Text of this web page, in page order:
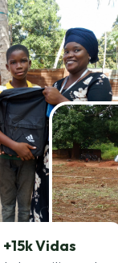
+15k Vidas